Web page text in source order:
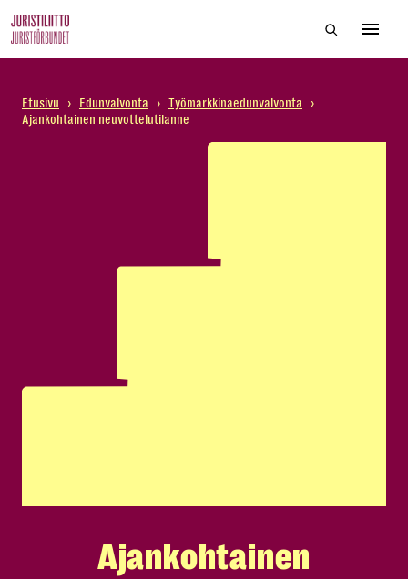
to
Hae
Etusivu › Edunvalvonta › Työmarkkinaedunvalvonta
›
Ajankohtainen neuvottelutilanne
Ajankohtainen